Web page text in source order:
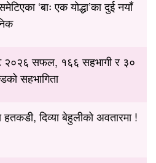
‘बाः एक योद्धा’का दुई नयाँ
२०२६ सफल, १६६ सहभागी र ३०
सहभागिता
हतकडी, दिव्या बेहुलीको अवतारमा !